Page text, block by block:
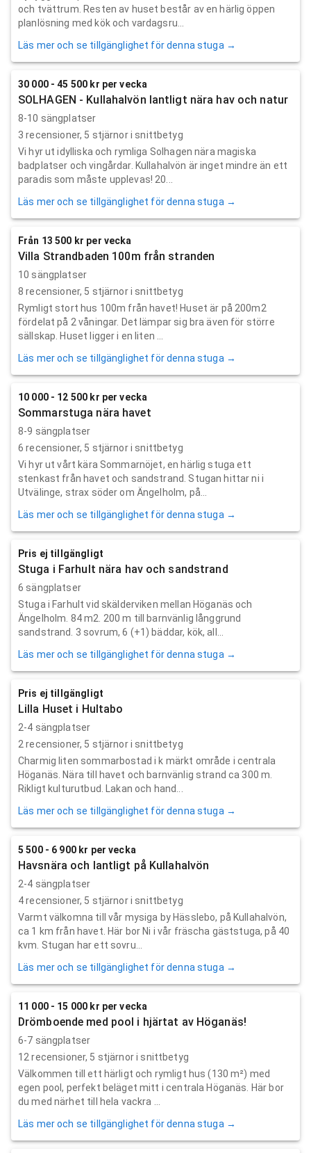
och tvättrum. Resten av huset består av en härlig öppen
planlösning med kök och vardagsru...
Läs mer och se tillgänglighet för denna stuga →
30 000 - 45 500 kr per vecka
SOLHAGEN - Kullahalvön lantligt nära hav och natur
8-10 sängplatser
3 recensioner, 5 stjärnor i snittbetyg
Vi hyr ut idylliska och rymliga Solhagen nära magiska
badplatser och vingårdar. Kullahalvön är inget mindre än ett
paradis som måste upplevas! 20...
Läs mer och se tillgänglighet för denna stuga →
Från 13 500 kr per vecka
Villa Strandbaden 100m från stranden
10 sängplatser
8 recensioner, 5 stjärnor i snittbetyg
Rymligt stort hus 100m från havet! Huset är på 200m2
fördelat på 2 våningar. Det lämpar sig bra även för större
sällskap. Huset ligger i en liten ...
Läs mer och se tillgänglighet för denna stuga →
10 000 - 12 500 kr per vecka
Sommarstuga nära havet
8-9 sängplatser
6 recensioner, 5 stjärnor i snittbetyg
Vi hyr ut vårt kära Sommarnöjet, en härlig stuga ett
stenkast från havet och sandstrand. Stugan hittar ni i
Utvälinge, strax söder om Ängelholm, på...
Läs mer och se tillgänglighet för denna stuga →
Pris ej tillgängligt
Stuga i Farhult nära hav och sandstrand
6 sängplatser
Stuga i Farhult vid skälderviken mellan Höganäs och
Ängelholm. 84 m2. 200 m till barnvänlig långgrund
sandstrand. 3 sovrum, 6 (+1) bäddar, kök, all...
Läs mer och se tillgänglighet för denna stuga →
Pris ej tillgängligt
Lilla Huset i Hultabo
2-4 sängplatser
2 recensioner, 5 stjärnor i snittbetyg
Charmig liten sommarbostad i k märkt område i centrala
Höganäs. Nära till havet och barnvänlig strand ca 300 m.
Rikligt kulturutbud. Lakan och hand...
Läs mer och se tillgänglighet för denna stuga →
5 500 - 6 900 kr per vecka
Havsnära och lantligt på Kullahalvön
2-4 sängplatser
4recensioner, 5 stjärnor i snittbetyg
Varmt välkomna till vår mysiga by Hässlebo, på Kullahalvön,
ca 1 km från havet. Här bor Ni i vår fräscha gäststuga, på 40
kvm. Stugan har ett sovru...
Läs mer och se tillgänglighet för denna stuga →
11 000 - 15 000 kr per vecka
Drömboende med pool i hjärtat av Höganäs!
6-7 sängplatser
12 recensioner, 5 stjärnor i snittbetyg
Välkommen till ett härligt och rymligt hus (130 m²) med
egen pool, perfekt beläget mitt i centrala Höganäs. Här bor
du med närhet till hela vackra ...
Läs mer och se tillgänglighet för denna stuga →